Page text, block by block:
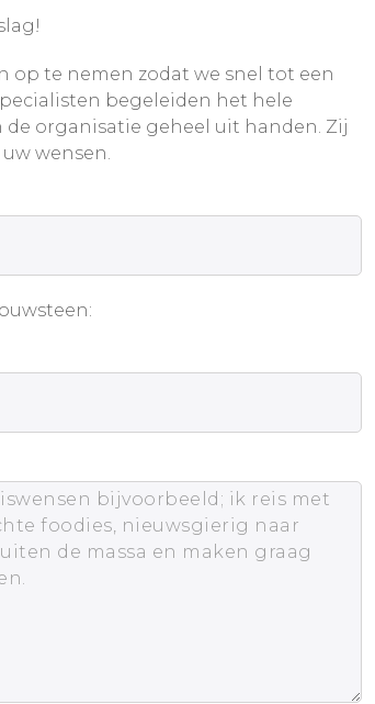
op te nemen zodat we snel tot een
begeleiden het hele
organisatie geheel uit handen. Zij
wensen.